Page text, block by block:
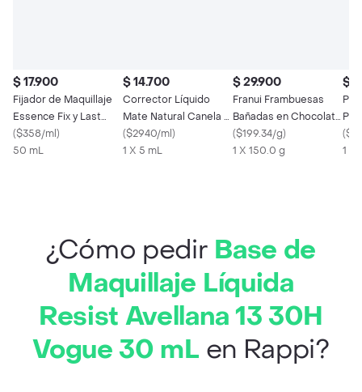
$ 17.900
Fijador de Maquillaje
Essence Fix y Last
Instant Matte Spray
($358/ml)
50 mL
$ 14.700
Corrector Líquido
Mate Natural Canela -
5 mL
($2940/ml)
1 X 5 mL
$ 29.900
Franui Frambuesas
Bañadas en Chocolate
Blanco y Amargo
($199.34/g)
1 X 150.0 g
$
(
1 X
¿Cómo pedir Base de
Maquillaje Líquida
Resist Avellana 13 30H
Vogue 30 mL en Rappi?